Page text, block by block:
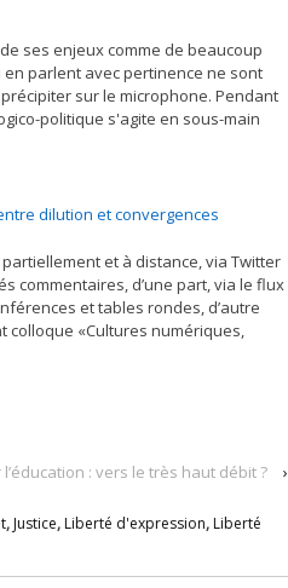
ses enjeux comme de beaucoup
parlent avec pertinence ne sont
sur le microphone. Pendant
politique s'agite en sous-main
dilution et convergences
partiellement et à distance, via Twitter
commentaires, d’une part, via le flux
et tables rondes, d’autre
colloque «Cultures numériques,
: vers le très haut débit ?
›
, Justice, Liberté d'expression, Liberté